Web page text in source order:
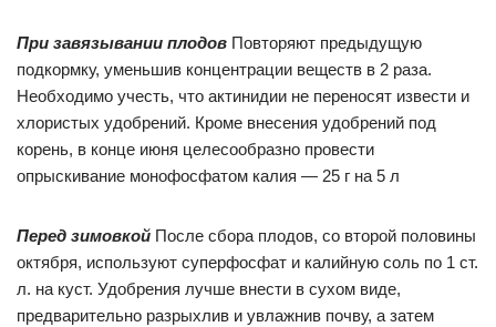
При завязывании плодов Повторяют предыдущую
подкормку, уменьшив концентрации веществ в 2 раза.
Необходимо учесть, что актинидии не переносят извести и
хлористых удобрений. Кроме внесения удобрений под
корень, в конце июня целесообразно провести
опрыскивание монофосфатом калия — 25 г на 5 л
Перед зимовкой После сбора плодов, со второй половины
октября, используют суперфосфат и калийную соль по 1 ст.
л. на куст. Удобрения лучше внести в сухом виде,
предварительно разрыхлив и увлажнив почву, а затем